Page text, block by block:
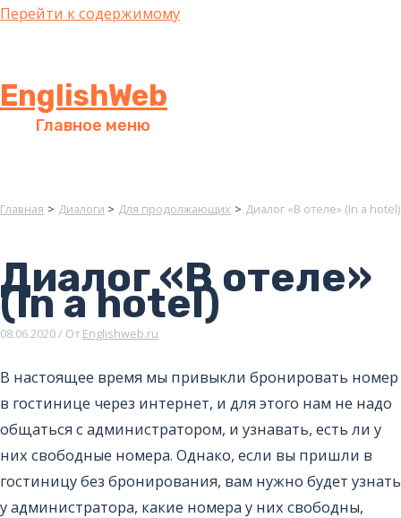
Перейти к содержимому
EnglishWeb
Главное меню
Главная Диалоги Для продолжающих Диалог «В отеле» (In a hotel)
Диалог «В отеле»
(In a hotel)
08.06.2020/ От Englishweb.ru
В настоящее время мы привыкли бронировать номер
в гостинице через интернет, и для этого нам не надо
общаться с администратором, и узнавать, есть ли у
них свободные номера. Однако, если вы пришли в
гостиницу без бронирования, вам нужно будет узнать
у администратора, какие номера у них свободны,